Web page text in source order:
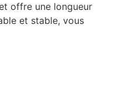
offre une longueur
et stable, vous